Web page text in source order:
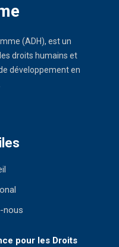
(ADH), est un
droits humains et
développement en
nous
pour les Droits